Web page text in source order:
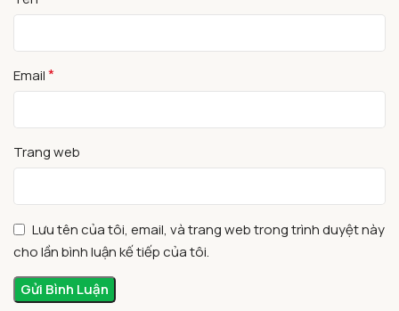
Email*
Trang web
Lưu tên của tôi, email, và trang web trong trình duyệt này
cho lần bình luận kế tiếp của tôi.